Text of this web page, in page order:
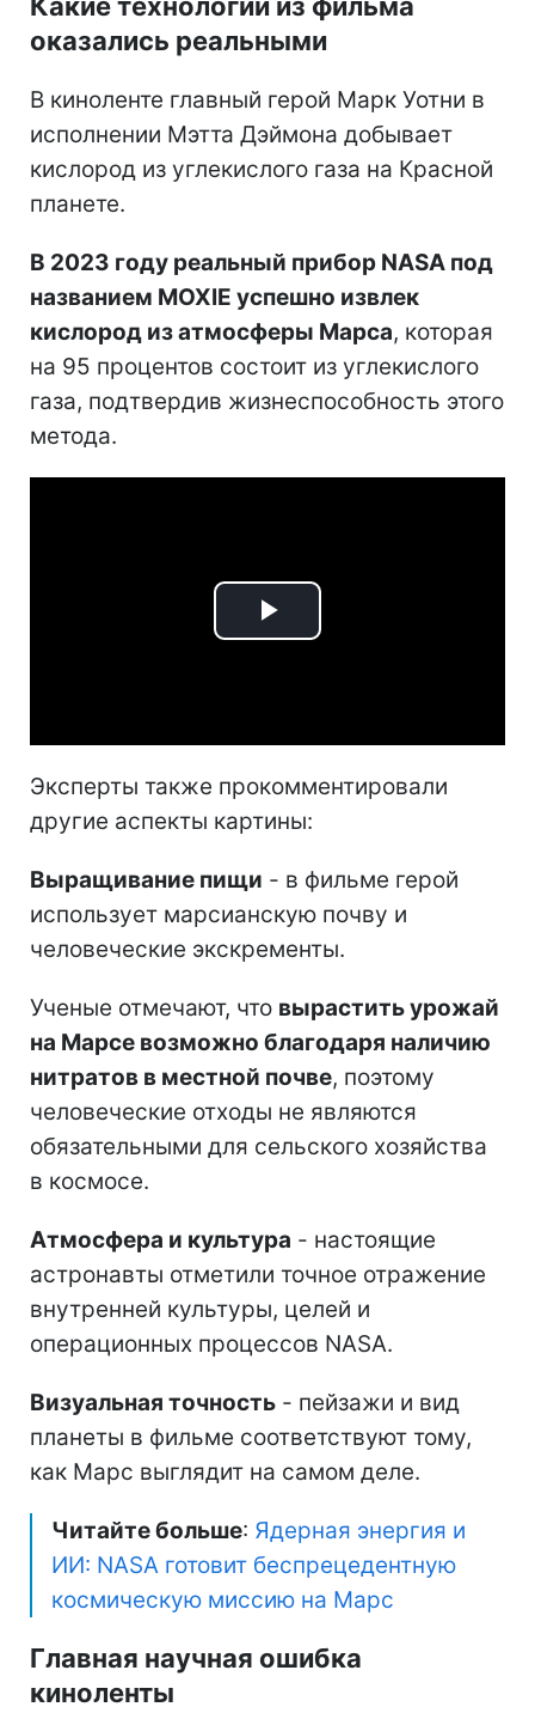
оказались реальными
В киноленте главный герой Марк Уотни в
исполнении Мэтта Дэймона добывает
кислород из углекислого газа на Красной
планете.
В 2023 году реальный прибор NASA под
названием MOXIE успешно извлек
кислород из атмосферы Марса, которая
на 95 процентов состоит из углекислого
газа, подтвердив жизнеспособность этого
метода.
Play
Эксперты также прокомментировали
другие аспекты картины:
Выращивание пищи - в фильме герой
использует марсианскую почву и
человеческие экскременты.
Ученые отмечают, что вырастить урожай
на Марсе возможно благодаря наличию
нитратов в местной почве, поэтому
человеческие отходы не являются
обязательными для сельского хозяйства
в космосе.
Атмосфера и культура - настоящие
астронавты отметили точное отражение
внутренней культуры, целей и
операционных процессов NASA.
Визуальная точность - пейзажи и вид
планеты в фильме соответствуют тому,
как Марс выглядит на самом деле.
Читайте больше: Ядерная энергия и
ИИ: NASA готовит беспрецедентную
космическую миссию на Марс
Главная научная ошибка
киноленты